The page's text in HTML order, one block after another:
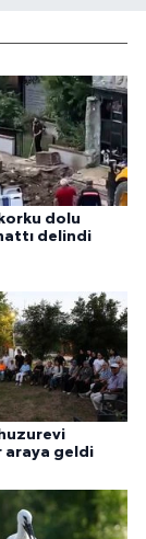
dolu
delindi
araya geldi